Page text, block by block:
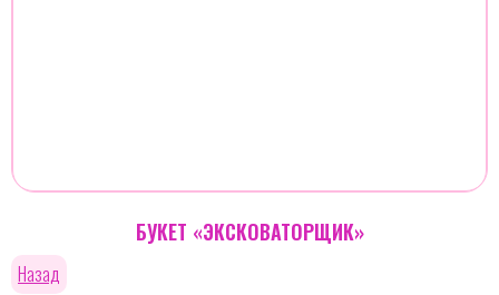
БУКЕТ «ЭКСКОВАТОРЩИК»
Назад